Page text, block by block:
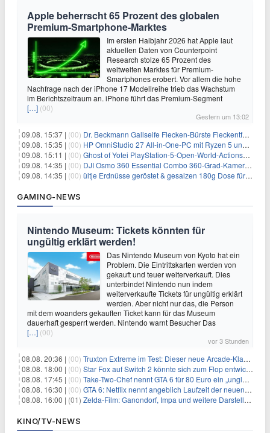
Apple beherrscht 65 Prozent des globalen
Premium-Smartphone-Marktes
Im ersten Halbjahr 2026 hat Apple laut
aktuellen Daten von Counterpoint
Research stolze 65 Prozent des
weltweiten Marktes für Premium-
Smartphones erobert. Vor allem die hohe
Nachfrage nach der iPhone 17 Modellreihe trieb das Wachstum
im Berichtszeitraum an. iPhone führt das Premium-Segment
[…] (00)
Gestern um 13:02
09.08. 15:37 | (00) Dr. Beckmann Gallseife Flecken-Bürste Fleckentferner 250 ml für 1,25€
09.08. 15:35 | (00) HP OmniStudio 27 All-in-One-PC mit Ryzen 5 und 1 TB SSD für 699€
09.08. 15:11 | (00) Ghost of Yotei PlayStation-5-Open-World-Actionspiel für 55,65€
09.08. 14:35 | (00) DJI Osmo 360 Essential Combo 360-Grad-Kamera für 375€
09.08. 14:35 | (00) ültje Erdnüsse geröstet & gesalzen 180g Dose für 1,52€ im Spar-Abo
GAMING-NEWS
Nintendo Museum: Tickets könnten für
ungültig erklärt werden!
Das Nintendo Museum von Kyoto hat ein
Problem. Die Eintrittskarten werden von
gekauft und teuer weiterverkauft. Dies
unterbindet Nintendo nun indem
weiterverkaufte Tickets für ungültig erklärt
werden. Aber nicht nur das, die Person
mit dem woanders gekauften Ticket kann für das Museum
dauerhaft gesperrt werden. Nintendo warnt Besucher Das
[…] (00)
vor 3 Stunden
08.08. 20:36 | (00) Truxton Extreme im Test: Dieser neue Arcade-Klassiker verzeiht dir gar nichts
08.08. 18:00 | (00) Star Fox auf Switch 2 könnte sich zum Flop entwickeln
08.08. 17:45 | (00) Take-Two-Chef nennt GTA 6 für 80 Euro ein „unglaubliches Schnäppchen“
08.08. 16:30 | (00) GTA 6: Netflix nennt angeblich Laufzeit der neuen Gameplay-Präsentation
08.08. 16:00 | (01) Zelda-Film: Ganondorf, Impa und weitere Darsteller sollen feststehen
KINO/TV-NEWS